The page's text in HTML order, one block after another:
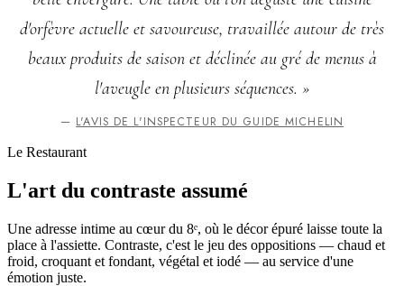
d'orfèvre actuelle et savoureuse, travaillée autour de très
beaux produits de saison et déclinée au gré de menus à
l'aveugle en plusieurs séquences. »
— L'AVIS DE L'INSPECTEUR DU GUIDE MICHELIN
Le Restaurant
L'art du contraste assumé
Une adresse intime au cœur du 8ᵉ, où le décor épuré laisse toute la
place à l'assiette. Contraste, c'est le jeu des oppositions — chaud et
froid, croquant et fondant, végétal et iodé — au service d'une
émotion juste.